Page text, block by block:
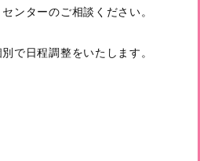
ンターのご相談ください。
で日程調整をいたします。